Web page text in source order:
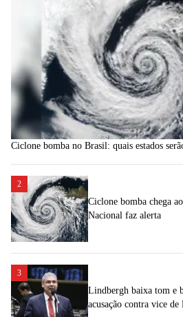
Ciclone bomba no Brasil: quais estados
2
Ciclone bomba chega
Nacional faz alerta
3
Lindbergh baixa tom e
acusação contra vice